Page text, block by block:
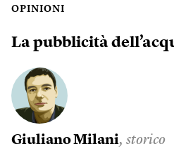
OPINIONI
La pubblicità
Giuliano Milani, storico